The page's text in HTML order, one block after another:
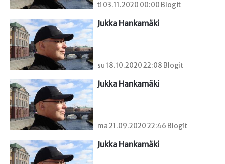
ti 03.11.2020 00:00 Blogit
Jukka Hankamäki
su 18.10.2020 22:08 Blogit
Jukka Hankamäki
ma 21.09.2020 22:46 Blogit
Jukka Hankamäki